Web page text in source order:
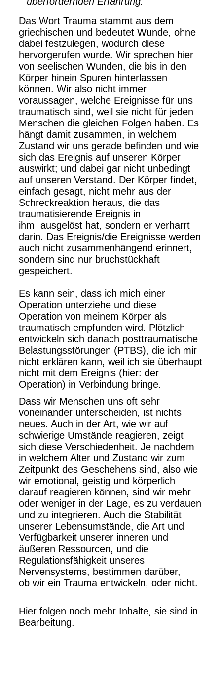
Das Wort Trauma stammt aus dem
griechischen und bedeutet Wunde, ohne
dabei festzulegen, wodurch diese
hervorgerufen wurde. Wir sprechen hier
von seelischen Wunden, die bis in den
Körper hinein Spuren hinterlassen
können. Wir also nicht immer
voraussagen, welche Ereignisse für uns
traumatisch sind, weil sie nicht für jeden
Menschen die gleichen Folgen haben. Es
hängt damit zusammen, in welchem
Zustand wir uns gerade befinden und wie
sich das Ereignis auf unseren Körper
auswirkt; und dabei gar nicht unbedingt
auf unseren Verstand. Der Körper findet,
einfach gesagt, nicht mehr aus der
Schreckreaktion heraus, die das
traumatisierende Ereignis in
ihm ausgelöst hat, sondern er verharrt
darin. Das Ereignis/die Ereignisse werden
auch nicht zusammenhängend erinnert,
sondern sind nur bruchstückhaft
gespeichert.
Es kann sein, dass ich mich einer
Operation unterziehe und diese
Operation von meinem Körper als
traumatisch empfunden wird. Plötzlich
entwickeln sich danach posttraumatische
Belastungsstörungen (PTBS), die ich mir
nicht erklären kann, weil ich sie überhaupt
nicht mit dem Ereignis (hier: der
Operation) in Verbindung bringe.
Dass wir Menschen uns oft sehr
voneinander unterscheiden, ist nichts
neues. Auch in der Art, wie wir auf
schwierige Umstände reagieren, zeigt
sich diese Verschiedenheit. Je nachdem
in welchem Alter und Zustand wir zum
Zeitpunkt des Geschehens sind, also wie
wir emotional, geistig und körperlich
darauf reagieren können, sind wir mehr
oder weniger in der Lage, es zu verdauen
und zu integrieren. Auch die Stabilität
unserer Lebensumstände, die Art und
Verfügbarkeit unserer inneren und
äußeren Ressourcen, und die
Regulationsfähigkeit unseres
Nervensystems, bestimmen darüber,
ob wir ein Trauma entwickeln, oder nicht.
Hier folgen noch mehr Inhalte, sie sind in
Bearbeitung.